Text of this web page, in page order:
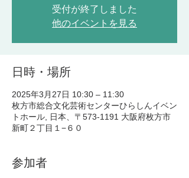
受付が終了しました
他のイベントを見る
日時・場所
2025年3月27日 10:30 – 11:30
枚方市総合文化芸術センターひらしんイベン
トホール, 日本、〒573-1191 大阪府枚方市
新町２丁目１−６０
参加者